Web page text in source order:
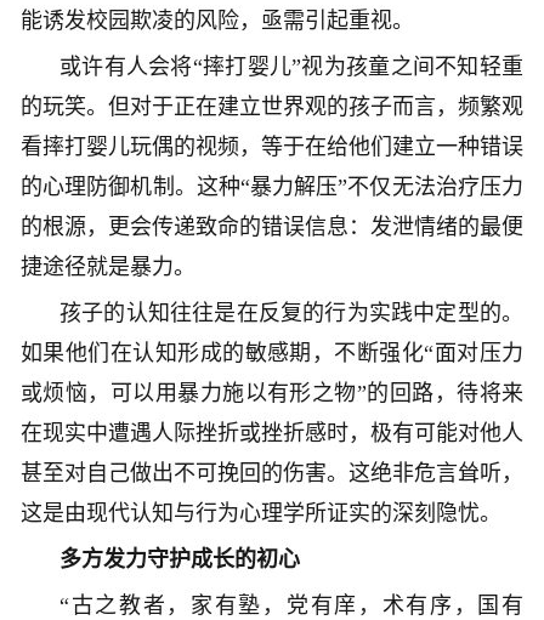
能诱发校园欺凌的风险，亟需引起重视。
或许有人会将“摔打婴儿”视为孩童之间不知轻重
的玩笑。但对于正在建立世界观的孩子而言，频繁观
看摔打婴儿玩偶的视频，等于在给他们建立一种错误
的心理防御机制。这种“暴力解压”不仅无法治疗压力
的根源，更会传递致命的错误信息：发泄情绪的最便
捷途径就是暴力。
孩子的认知往往是在反复的行为实践中定型的。
如果他们在认知形成的敏感期，不断强化“面对压力
或烦恼，可以用暴力施以有形之物”的回路，待将来
在现实中遭遇人际挫折或挫折感时，极有可能对他人
甚至对自己做出不可挽回的伤害。这绝非危言耸听，
这是由现代认知与行为心理学所证实的深刻隐忧。
多方发力守护成长的初心
“古之教者，家有塾，党有庠，术有序，国有